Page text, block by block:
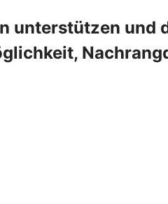
unterstützen